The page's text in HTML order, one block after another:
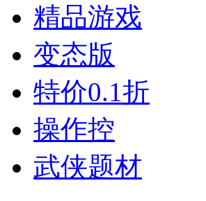
精品游戏
变态版
特价0.1折
操作控
武侠题材